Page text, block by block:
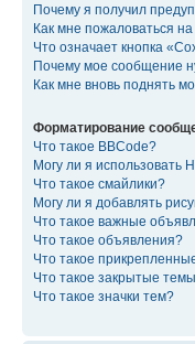
Почему я получил
Как мне пожаловаться
Что означает кнопка
Почему мое сообщение
Как мне вновь поднять
Форматирование
Что такое BBCode?
Могу ли я использовать
Что такое смайлики?
Могу ли я добавлять
Что такое важные
Что такое объявления?
Что такое
Что такое закрытые
Что такое значки тем?